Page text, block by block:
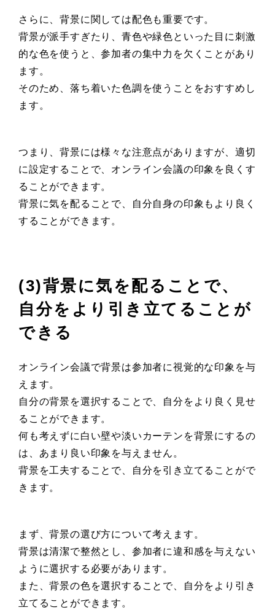
さらに、背景に関しては配色も重要です。
背景が派手すぎたり、青色や緑色といった目に刺激
的な色を使うと、参加者の集中力を欠くことがあり
ます。
そのため、落ち着いた色調を使うことをおすすめし
ます。
つまり、背景には様々な注意点がありますが、適切
に設定することで、オンライン会議の印象を良くす
ることができます。
背景に気を配ることで、自分自身の印象もより良く
することができます。
(3)背景に気を配ることで、
自分をより引き立てることが
できる
オンライン会議で背景は参加者に視覚的な印象を与
えます。
自分の背景を選択することで、自分をより良く見せ
ることができます。
何も考えずに白い壁や淡いカーテンを背景にするの
は、あまり良い印象を与えません。
背景を工夫することで、自分を引き立てることがで
きます。
まず、背景の選び方について考えます。
背景は清潔で整然とし、参加者に違和感を与えない
ように選択する必要があります。
また、背景の色を選択することで、自分をより引き
立てることができます。